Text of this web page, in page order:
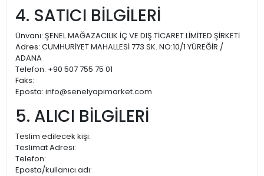
4. SATICI BİLGİLERİ
Ünvanı: ŞENEL MAĞAZACILIK İÇ VE DIŞ TİCARET LİMİTED ŞİRKETİ
Adres: CUMHURİYET MAHALLESİ 773 SK. NO:10/1 YÜREĞİR /
ADANA
Telefon: +90 507 755 75 01
Faks:
Eposta: info@senelyapimarket.com
5. ALICI BİLGİLERİ
Teslim edilecek kişi:
Teslimat Adresi:
Telefon:
Eposta/kullanıcı adı: